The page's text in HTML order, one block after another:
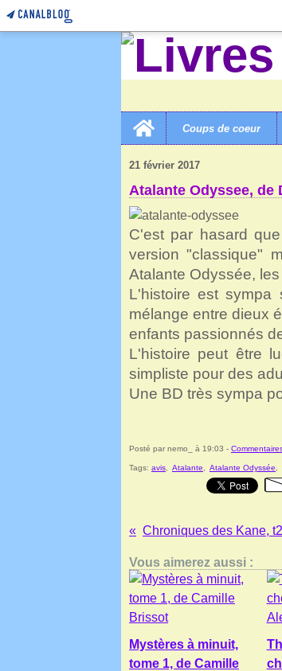
Home
Coups de coeur
LIVRES ET AUTRES MERVEILLES! >
21 février 2017
Atalante Odyssee, de
C'est par hasard
version "classique"
Atalante Odyssée,
L'histoire est sympa
mélange entre dieux
enfants passionnés
L'histoire peut être
simpliste pour des
Une BD très sympa
Posté par nemo_ à 19:03 -
Tags: avis Atalante Atalante Odyssée
Vous aimerez aussi :
Mystères à minuit,
tome 1, de Camille